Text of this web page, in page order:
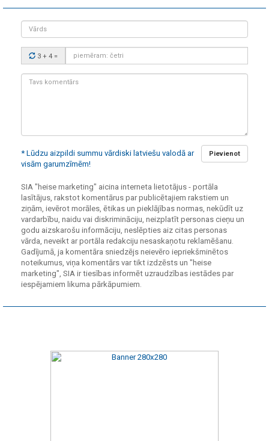
Vārds
Drošības
kods:
3 + 4 =
Tavs
Pievienot
* Lūdzu aizpildi summu vārdiski latviešu valodā ar
visām garumzīmēm!
SIA "heise marketing" aicina interneta lietotājus - portāla
lasītājus, rakstot komentārus par publicētajiem rakstiem un
ziņām, ievērot morāles, ētikas un pieklājības normas, nekūdīt uz
vardarbību, naidu vai diskrimināciju, neizplatīt personas cieņu un
godu aizskarošu informāciju, neslēpties aiz citas personas
vārda, neveikt ar portāla redakciju nesaskaņotu reklamēšanu.
Gadījumā, ja komentāra sniedzējs neievēro iepriekšminētos
noteikumus, viņa komentārs var tikt izdzēsts un "heise
marketing", SIA ir tiesības informēt uzraudzības iestādes par
iespējamiem likuma pārkāpumiem.